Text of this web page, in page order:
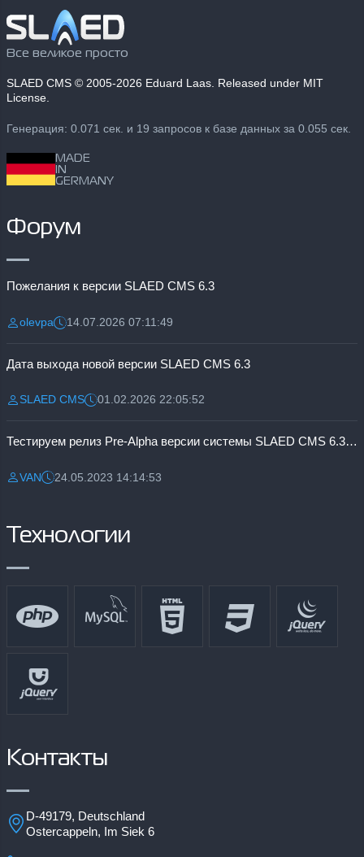
Все великое просто
SLAED CMS © 2005-2026 Eduard Laas. Released under MIT
License.
Генерация: 0.071 сек. и 19 запросов к базе данных за 0.055 сек.
MADE
IN
GERMANY
Форум
Пожелания к версии SLAED CMS 6.3
Разместил:
olevpaДата:14.07.2026 07:11:49
Дата выхода новой версии SLAED CMS 6.3
Разместил:
SLAED CMSДата:01.02.2026 22:05:52
Тестируем релиз Pre-Alpha версии системы SLAED CMS 6.3 Pro
Разместил:
VANДата:24.05.2023 14:14:53
Технологии
Контакты
D-49179, Deutschland
Ostercappeln, Im Siek 6